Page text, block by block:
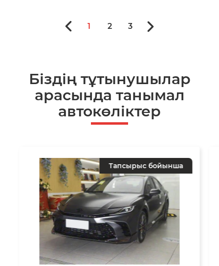
1 2 3
Біздің тұтынушылар
арасында танымал
автокөліктер
Тапсырыс бойынша